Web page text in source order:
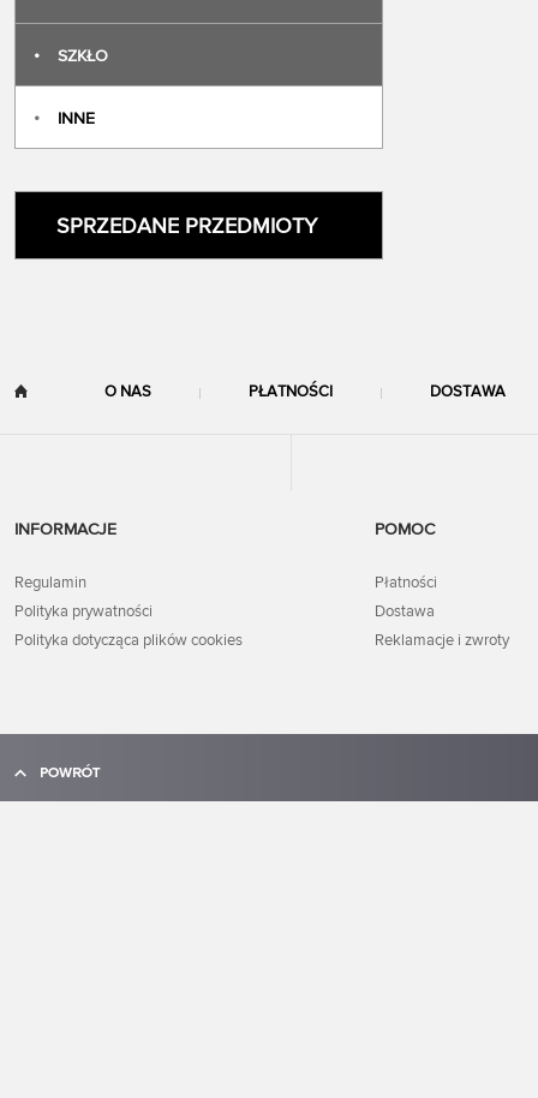
• SZKŁO
• INNE
SPRZEDANE PRZEDMIOTY
O NAS PŁATNOŚCI DOSTAWA
INFORMACJE
Regulamin
Polityka prywatności
Polityka dotycząca plików cookies
POMOC
Płatności
Dostawa
Reklamacje i zwroty